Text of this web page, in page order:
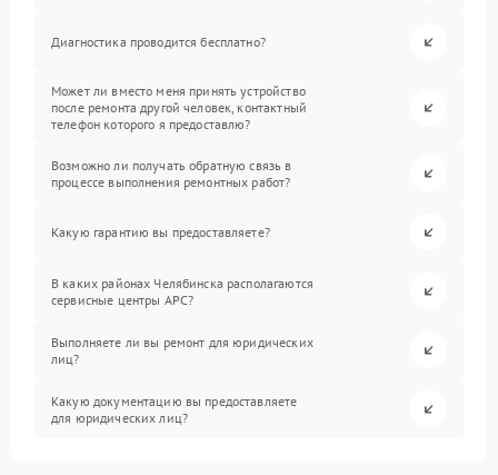
Диагностика проводится бесплатно?
Может ли вместо меня принять устройство
после ремонта другой человек, контактный
телефон которого я предоставлю?
Возможно ли получать обратную связь в
процессе выполнения ремонтных работ?
Какую гарантию вы предоставляете?
В каких районах Челябинска располагаются
сервисные центры APC?
Выполняете ли вы ремонт для юридических
лиц?
Какую документацию вы предоставляете
для юридических лиц?